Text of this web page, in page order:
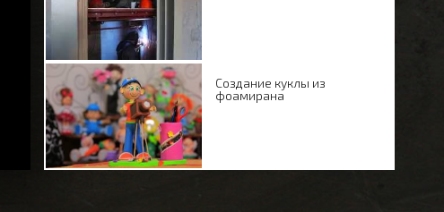
Создание куклы из
фоамирана